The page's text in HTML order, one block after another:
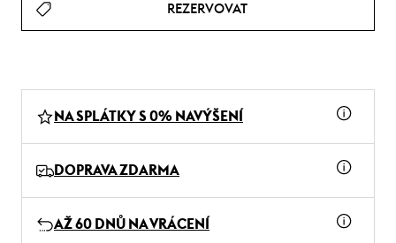
REZERVOVAT
NA SPLÁTKY S 0% NAVÝŠENÍ
DOPRAVA ZDARMA
AŽ 60 DNŮ NA VRÁCENÍ